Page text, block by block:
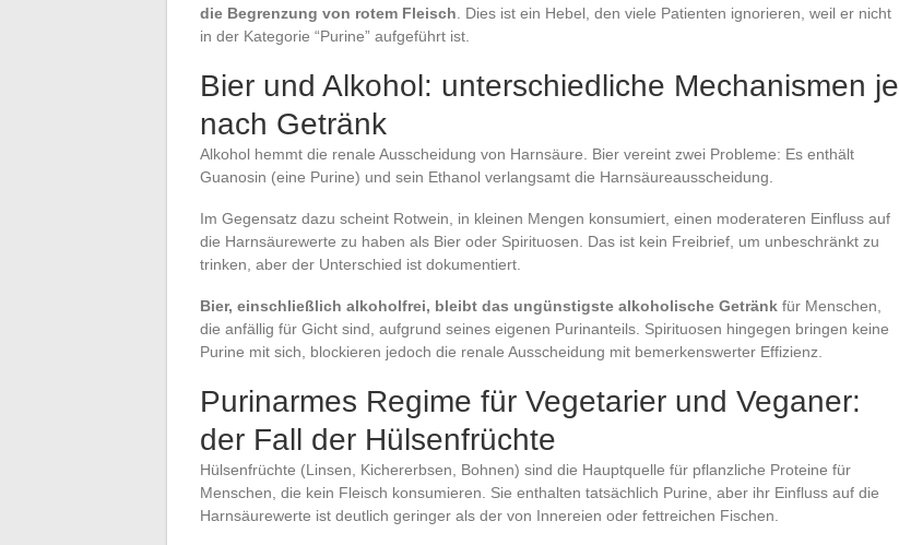
die Begrenzung von rotem Fleisch . Dies ist ein Hebel, den viele Patienten ignorieren, weil er nicht
in der Kategorie “Purine” aufgeführt ist.
Bier und Alkohol: unterschiedliche Mechanismen je
nach Getränk
Alkohol hemmt die renale Ausscheidung von Harnsäure. Bier vereint zwei Probleme: Es enthält
Guanosin (eine Purine) und sein Ethanol verlangsamt die Harnsäureausscheidung.
Im Gegensatz dazu scheint Rotwein, in kleinen Mengen konsumiert, einen moderateren Einfluss auf
die Harnsäurewerte zu haben als Bier oder Spirituosen. Das ist kein Freibrief, um unbeschränkt zu
trinken, aber der Unterschied ist dokumentiert.
Bier, einschließlich alkoholfrei, bleibt das ungünstigste alkoholische Getränk für Menschen,
die anfällig für Gicht sind, aufgrund seines eigenen Purinanteils. Spirituosen hingegen bringen keine
Purine mit sich, blockieren jedoch die renale Ausscheidung mit bemerkenswerter Effizienz.
Purinarmes Regime für Vegetarier und Veganer:
der Fall der Hülsenfrüchte
Hülsenfrüchte (Linsen, Kichererbsen, Bohnen) sind die Hauptquelle für pflanzliche Proteine für
Menschen, die kein Fleisch konsumieren. Sie enthalten tatsächlich Purine, aber ihr Einfluss auf die
Harnsäurewerte ist deutlich geringer als der von Innereien oder fettreichen Fischen.